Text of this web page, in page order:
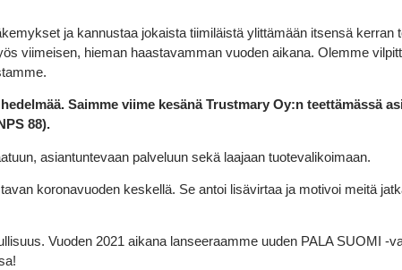
ja kannustaa jokaista tiimiläistä ylittämään itsensä
viimeisen, hieman haastavamman vuoden aikana. Olemme
Saimme viime kesänä Trustmary Oy:n teettämässä
88).
asiantuntevaan palveluun sekä laajaan tuotevalikoimaan.
koronavuoden keskellä. Se antoi lisävirtaa ja motivoi meitä
Vuoden 2021 aikana lanseeraamme uuden PALA SUOMI -